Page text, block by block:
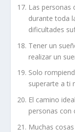
Las personas
durante toda
dificultades
Tener un
realizar un
Solo
superarte a ti
El camino
personas con
Muchas